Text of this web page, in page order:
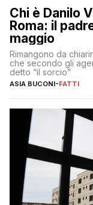
Chi è Danilo
Roma: il
maggio
Rimangono da
che secondo gli
detto “il sorcio”
ASIA BUCONI-FATTI